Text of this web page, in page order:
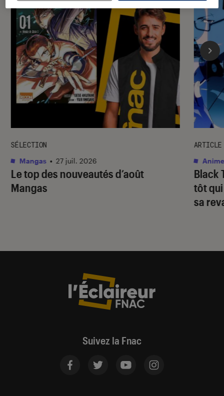
Le top des nouveautés d’août
Mangas
SÉLECTION
Mangas • 27 juil. 2026
Black
tôt
sa
ARTICLE
Suivez la Fnac